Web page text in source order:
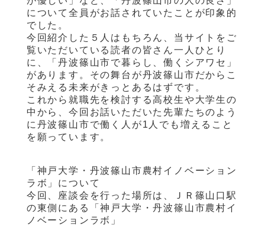
について全員がお話されていたことが印象的
でした。
今回紹介した５人はもちろん、当サイトをご
覧いただいている読者の皆さん一人ひとり
に、「丹波篠山市で暮らし、働くシアワセ」
があります。その舞台が丹波篠山市だからこ
そみえる未来がきっとあるはずです。
これから就職先を検討する高校生や大学生の
中から、今回お話いただいた先輩たちのよう
に丹波篠山市で働く人が1 人でも増えること
を願っています。
「神戸大学・丹波篠山市農村イノベーション
ラボ」について
今回、座談会を行った場所は、ＪＲ篠山口駅
の東側にある「神戸大学・丹波篠山市農村イ
ノベーションラボ」